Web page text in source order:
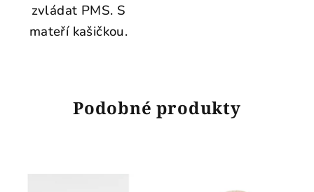
zvládat PMS. S
mateří kašičkou.
Podobné produkty